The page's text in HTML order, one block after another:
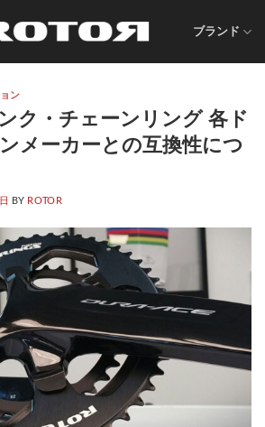
ブランド
ン
ク・チェーンリング 各ド
メーカーとの互換性につ
BY ROTOR